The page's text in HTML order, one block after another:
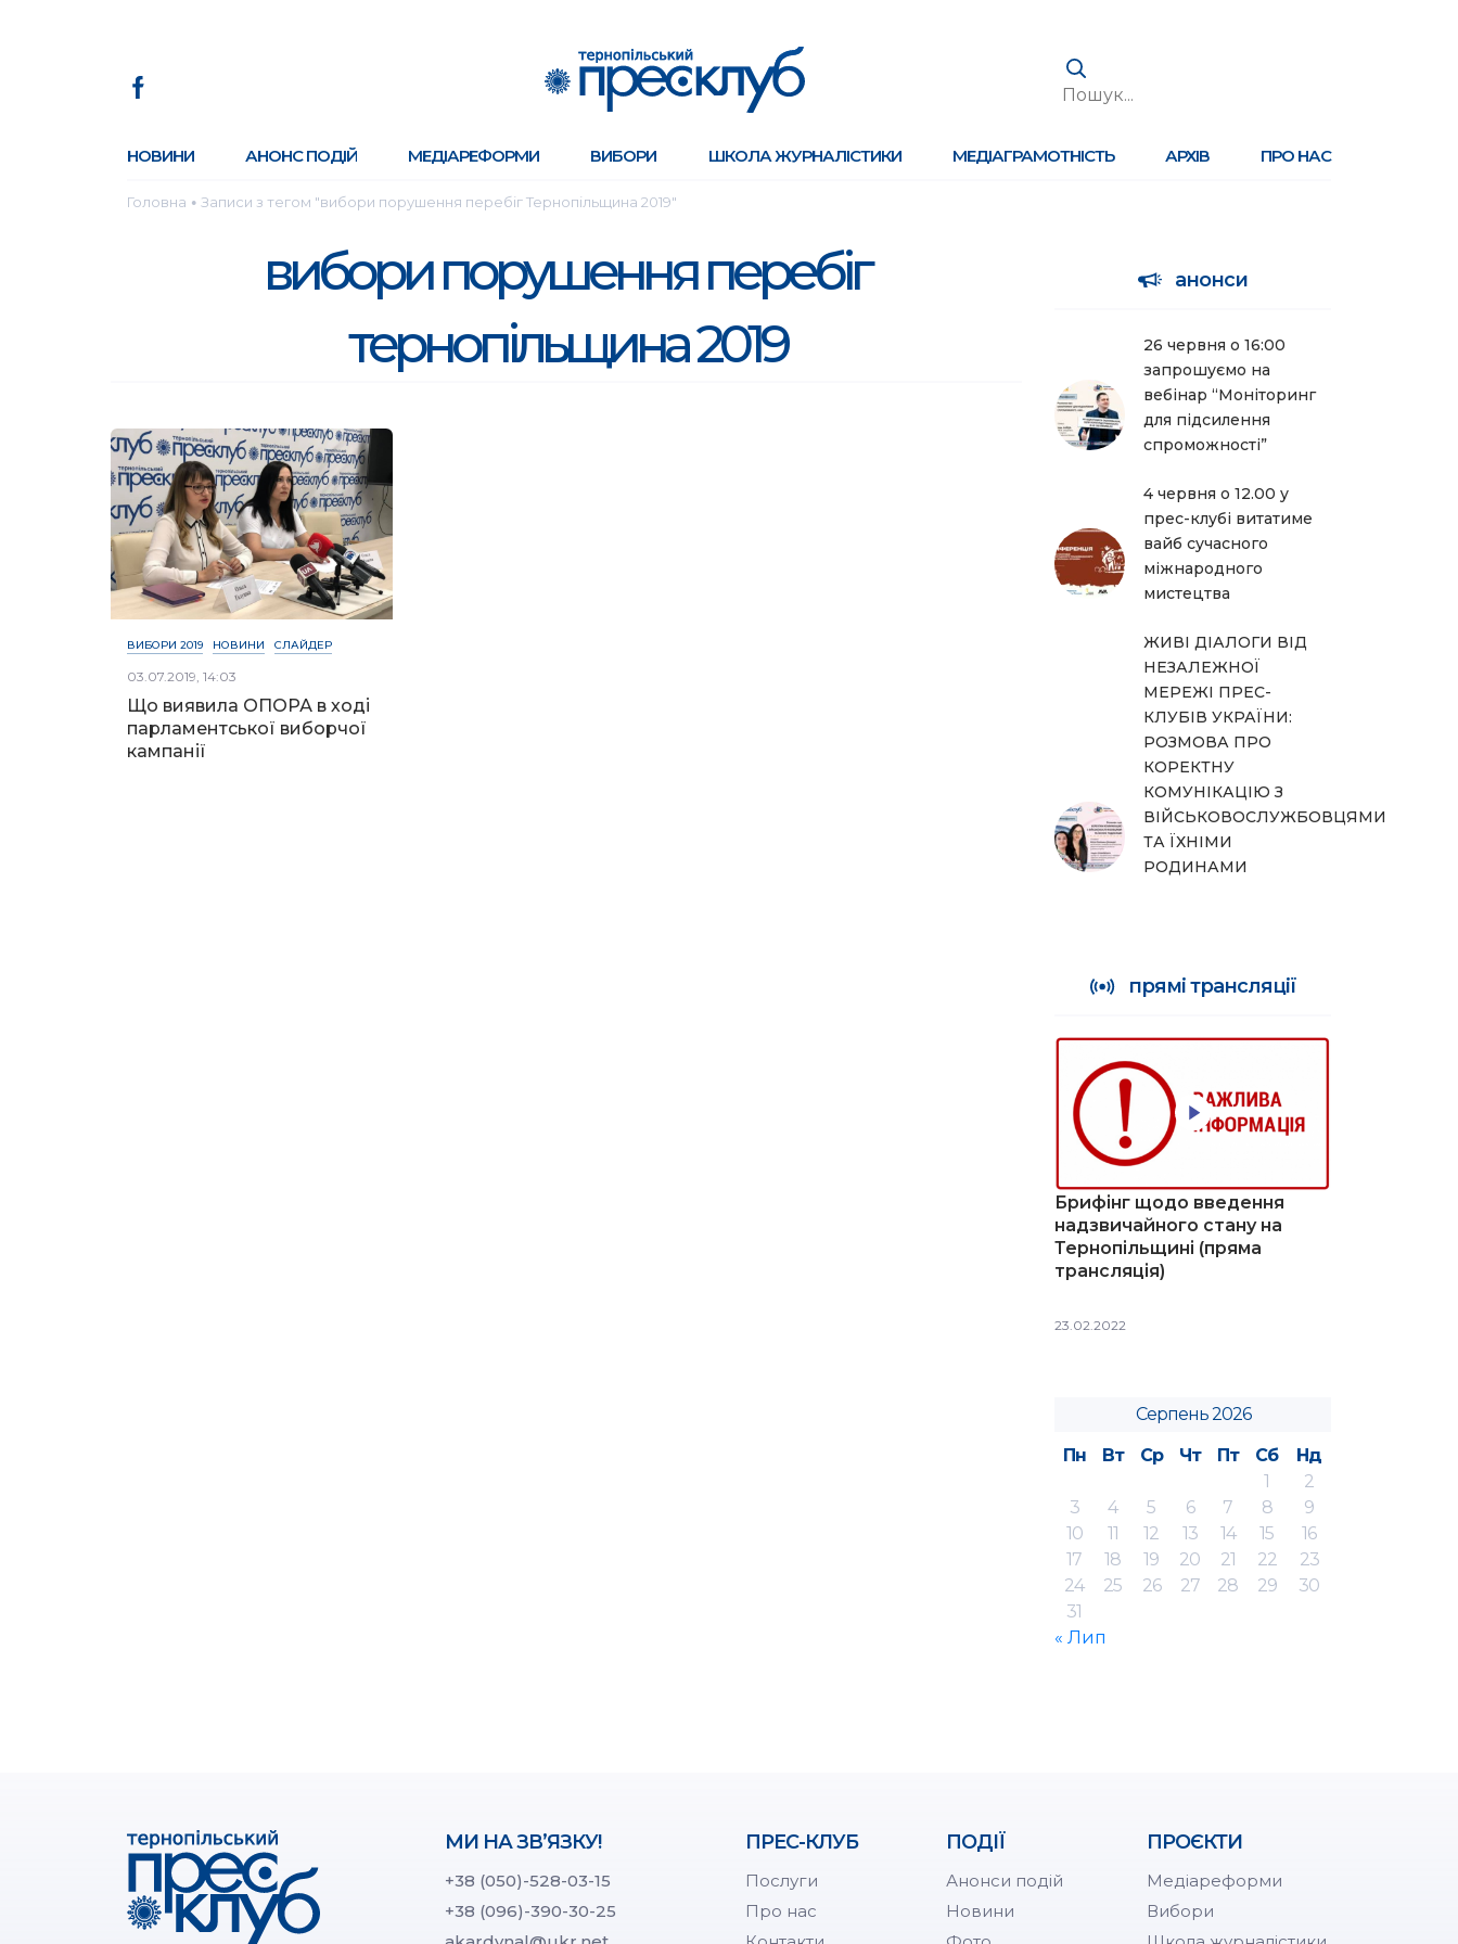
НОВИНИ АНОНС ПОДІЙ МЕДІАРЕФОРМИ ВИБОРИ ШКОЛА ЖУРНАЛІСТИКИ МЕДІАГРАМОТНІСТЬ АРХІВ ПРО НАС
Головна ● Записи з тегом "вибори порушення перебіг Тернопільщина 2019"
вибори порушення перебіг
тернопільщина 2019
ВИБОРИ 2019 НОВИНИ СЛАЙДЕР
03.07.2019, 14:03
Що виявила ОПОРА в ході
парламентської виборчої
кампанії
анонси
26 червня о 16:00
запрошуємо на
вебінар “Моніторинг
для підсилення
спроможності”
4 червня о 12.00 у
прес-клубі витатиме
вайб сучасного
міжнародного
мистецтва
ЖИВІ ДІАЛОГИ ВІД
НЕЗАЛЕЖНОЇ
МЕРЕЖІ ПРЕС-
КЛУБІВ УКРАЇНИ:
РОЗМОВА ПРО
КОРЕКТНУ
КОМУНІКАЦІЮ З
ВІЙСЬКОВОСЛУЖБОВЦЯМИ
ТА ЇХНІМИ
РОДИНАМИ
прямі трансляції
Брифінг щодо введення
надзвичайного стану на
Тернопільщині (пряма
трансляція)
23.02.2022
Серпень 2026
Пн
Вт Ср Чт Пт Сб
Нд
1
2
3
4 5 6 7 8
9
10
11 12 13 14 15
16
17
18 19 20 21 22
23
24
25 26 27 28 29
30
31
« Лип
МИ НА ЗВ’ЯЗКУ!
+38 (050)-528-03-15
+38 (096)-390-30-25
ПРЕС-КЛУБ
Послуги
Про нас
ПОДІЇ
Анонси подій
Новини
ПРОЄКТИ
Медіареформи
Вибори